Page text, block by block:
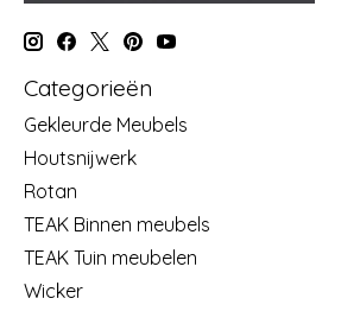
Categorieën
Gekleurde Meubels
Houtsnijwerk
Rotan
TEAK Binnen meubels
TEAK Tuin meubelen
Wicker